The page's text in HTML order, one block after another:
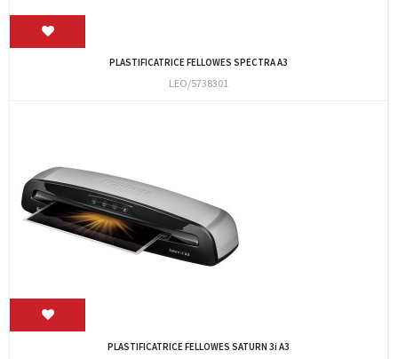
PLASTIFICATRICE FELLOWES SPECTRA A3
LEO/5738301
PLASTIFICATRICE FELLOWES SATURN 3i A3